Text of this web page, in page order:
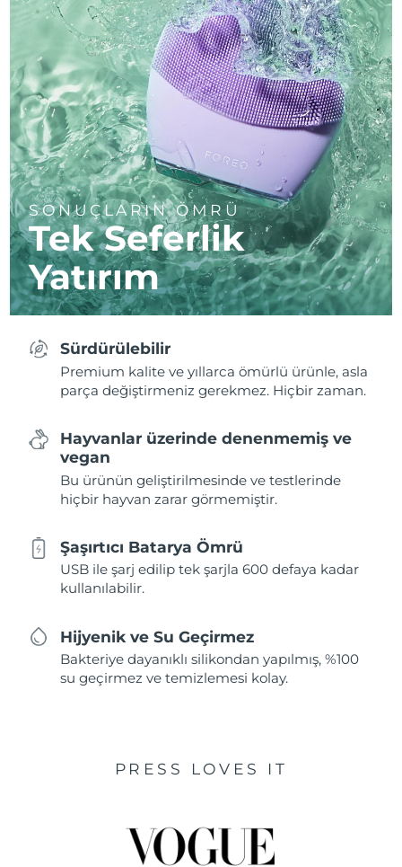
SONUÇLARIN ÖMRÜ
Tek Seferlik
Yatırım
Sürdürülebilir
Premium kalite ve yıllarca ömürlü ürünle, asla
parça değiştirmeniz gerekmez. Hiçbir zaman.
Hayvanlar üzerinde denenmemiş ve
vegan
Bu ürünün geliştirilmesinde ve testlerinde
hiçbir hayvan zarar görmemiştir.
Şaşırtıcı Batarya Ömrü
USB ile şarj edilip tek şarjla 600 defaya kadar
kullanılabilir.
Hijyenik ve Su Geçirmez
Bakteriye dayanıklı silikondan yapılmış, %100
su geçirmez ve temizlemesi kolay.
PRESS LOVES IT